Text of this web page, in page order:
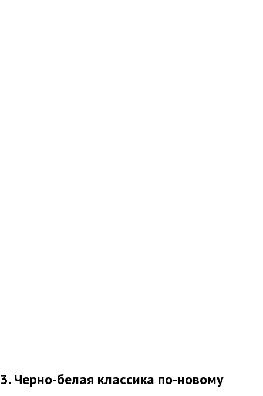
3. Черно-белая классика по-новому